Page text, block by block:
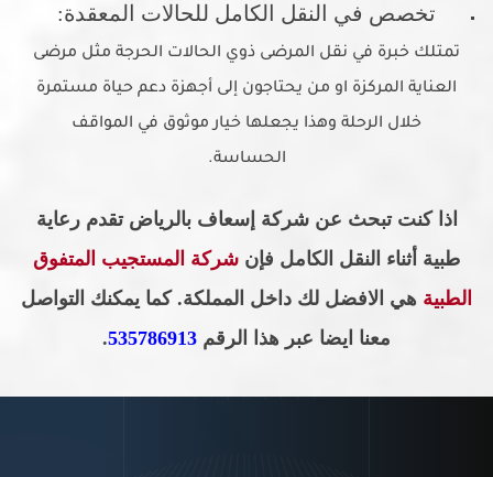
تخصص في النقل الكامل للحالات المعقدة:
تمتلك خبرة في نقل المرضى ذوي الحالات الحرجة مثل مرضى
العناية المركزة او من يحتاجون إلى أجهزة دعم حياة مستمرة
خلال الرحلة وهذا يجعلها خيار موثوق في المواقف
الحساسة.
اذا كنت تبحث عن شركة إسعاف بالرياض تقدم رعاية
طبية أثناء النقل الكامل فإن شركة المستجيب المتفوق
الطبية هي الافضل لك داخل المملكة. كما يمكنك التواصل
معنا ايضا عبر هذا الرقم 535786913
.